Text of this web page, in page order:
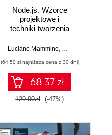
Node.js. Wzorce
projektowe i
techniki tworzenia
produkcyjnych.
Luciano Mammino, Mario Casciaro
(64,50 zł najniższa cena z 30 dni)
68.37 zł
129.00zł (-47%)